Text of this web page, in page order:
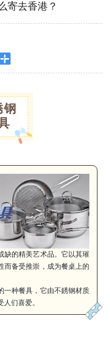
寄去香港？
钢
缺的精美艺术品。它以其璀
而备受推崇，成为餐桌上的
一种餐具，它由不銹钢材质
们喜爱。